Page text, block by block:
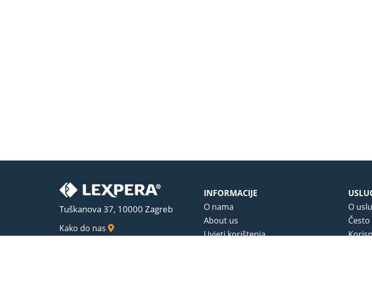
Tuškanova 37, 10000 Zagreb
Kako do nas
INFORMACIJE
O nama
About us
Uvjeti korištenja
O